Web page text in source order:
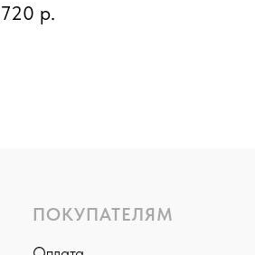
720 р.
ПОКУПАТЕЛЯМ